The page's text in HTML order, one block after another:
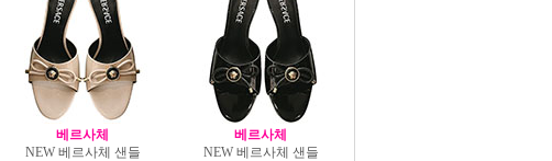
베르사체
NEW 베르사체 샌들
베르사체
NEW 베르사체 샌들